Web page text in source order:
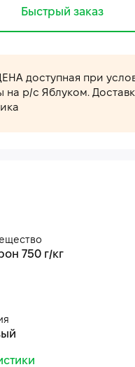
750 г/кг
Быстрый заказ
доступная при
на р/с Яблуком.